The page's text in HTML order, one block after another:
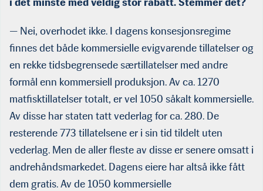
— Nei, overhodet ikke. I dagens konsesjonsregime
finnes det både kommersielle evigvarende tillatelser og
en rekke tidsbegrensede særtillatelser med andre
formål enn kommersiell produksjon. Av ca. 1270
matfisktillatelser totalt, er vel 1050 såkalt kommersielle.
Av disse har staten tatt vederlag for ca. 280. De
resterende 773 tillatelsene er i sin tid tildelt uten
vederlag. Men de aller fleste av disse er senere omsatt i
andrehåndsmarkedet. Dagens eiere har altså ikke fått
dem gratis. Av de 1050 kommersielle